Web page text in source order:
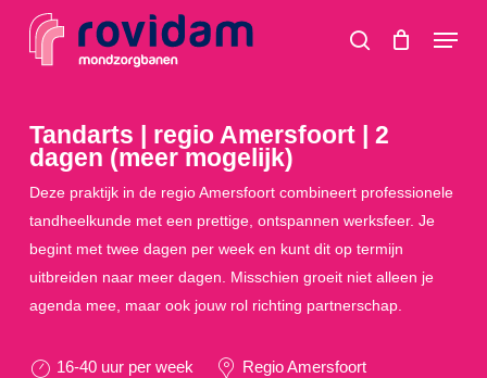
search
Menu
Tandarts | regio Amersfoort | 2
dagen (meer mogelijk)
Deze praktijk in de regio Amersfoort combineert professionele
tandheelkunde met een prettige, ontspannen werksfeer. Je
begint met twee dagen per week en kunt dit op termijn
uitbreiden naar meer dagen. Misschien groeit niet alleen je
agenda mee, maar ook jouw rol richting partnerschap.
16-40 uur per week
Regio Amersfoort